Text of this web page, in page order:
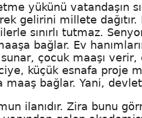
yükünü vatandaşın
gelirini millete
sınırlı tutmaz.
bağlar. Ev
çocuk maaşı
küçük esnafa proje
maaş bağlar. Yani,
ilanıdır. Zira bunu